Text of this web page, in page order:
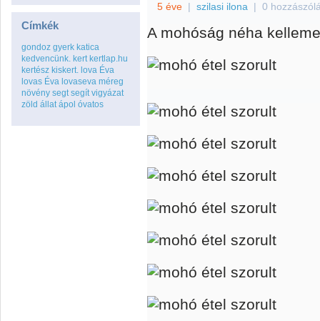
Címkék
gondoz gyerk katica
kedvencünk. kert kertlap.hu
kertész kiskert. lova Éva
lovas Éva lovaseva méreg
növény segt segít vigyázat
zöld állat ápol óvatos
5 éve | szilasi ilona | 0
A mohóság néha